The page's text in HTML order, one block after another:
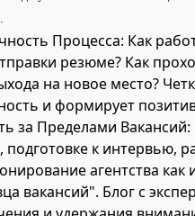
Процесса: Как
резюме? Как
на новое место?
и формирует
за Пределами
подготовке к интервью,
агентства как
вакансий". Блог с